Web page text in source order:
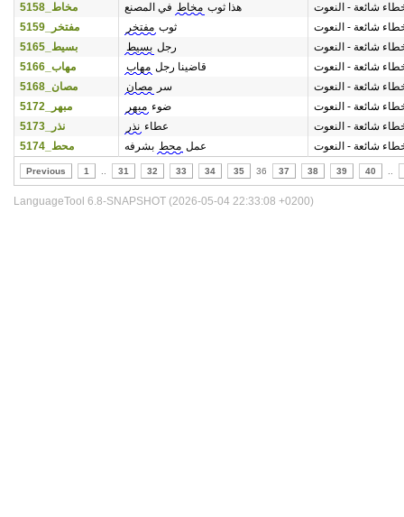
مخاط_5158
هذا ثوب مخاط في المصنع
شائعة - النعوت
مفتخر_5159
ثوب مفتخر
شائعة - النعوت
بسيط_5165
رجل بسيط
شائعة - النعوت
مهاب_5166
قاضينا رجل مهاب
شائعة - النعوت
مصان_5168
سر مصان
شائعة - النعوت
مبهر_5172
ضوء مبهر
شائعة - النعوت
نذر_5173
عطاء نذر
شائعة - النعوت
محط_5174
عمل محط بشرفه شائعة - النعوت
Previous 1 31 32 33 34 35 36 37 38 39 40
LanguageTool 6.8-SNAPSHOT (2026-05-04 22:33:08 +0200)